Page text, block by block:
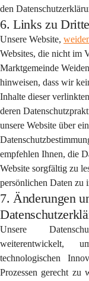
den
6. Links zu
Unsere Website,
Websites, die nicht im
Marktgemeinde
hinweisen, dass wir
Inhalte dieser
deren
unsere Website über
empfehlen Ihnen, die
Website sorgfältig zu
persönlichen Daten zu
7. Änderungen
Unsere
weiterentwickelt,
technologischen
Prozessen gerecht zu